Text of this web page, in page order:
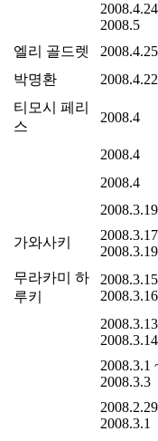
2008.5
엘리 골드렛
박명환
티모시 페리
스
2008.4
2008.4
2008.4
가와사키
2008.3.19
무라카미 하
루키
2008.3.16
2008.3.14
2008.3.1
2008.3.3
2008.3.1